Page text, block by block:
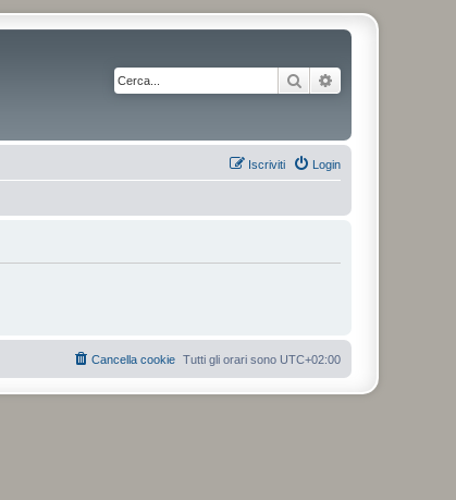
Cerca
Login
Iscriviti
Tutti gli orari sono UTC+02:00
Cancella cookie